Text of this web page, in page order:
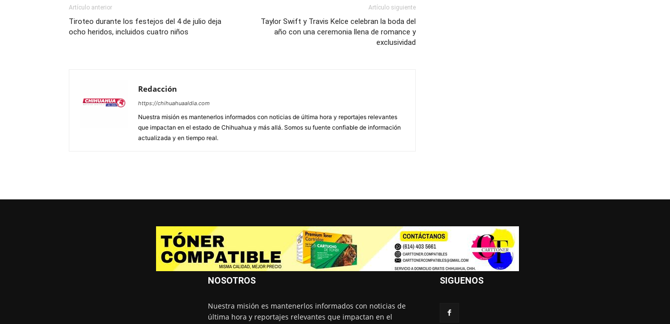
Artículo anterior
Tiroteo durante los festejos del 4 de julio deja
ocho heridos, incluidos cuatro niños
Artículo siguiente
Taylor Swift y Travis Kelce celebran la boda del
año con una ceremonia llena de romance y
exclusividad
Redacción
https://chihuahuaaldia.com
Nuestra misión es mantenerlos informados con noticias de última hora y reportajes relevantes
que impactan en el estado de Chihuahua y más allá. Somos su fuente confiable de información
actualizada y en tiempo real.
NOSOTROS
Nuestra misión es mantenerlos informados con noticias de
última hora y reportajes relevantes que impactan en el
SIGUENOS